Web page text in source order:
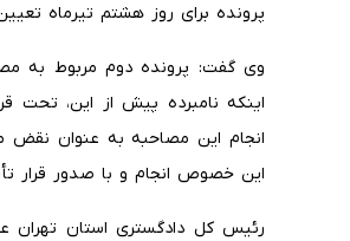
پرونده برای روز هشتم تیرماه
اینکه نامبرده پیش از این، تحت
انجام این مصاحبه به عنوان
این خصوص انجام و با صدور قرار
رئیس کل دادگستری استان تهران